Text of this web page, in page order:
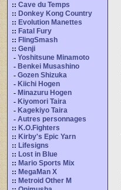
:: Cave du Temps
:: Donkey Kong Country
:: Evolution Manettes
:: Fatal Fury
:: FlingSmash
:: Genji
- Yoshitsune Minamoto
- Benkei Musashino
- Gozen Shizuka
- Kiichi Hogen
- Minazuru Hogen
- Kiyomori Taira
- Kagekiyo Taira
- Autres personnages
:: K.O.Fighters
:: Kirby's Epic Yarn
:: Lifesigns
:: Lost in Blue
:: Mario Sports Mix
:: MegaMan X
:: Metroid Other M